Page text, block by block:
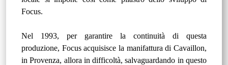
Focus.
Nel 1993, per garantire la continuità di questa
produzione, Focus acquisisce la manifattura di Cavaillon,
in Provenza, allora in difficoltà, salvaguardando in questo